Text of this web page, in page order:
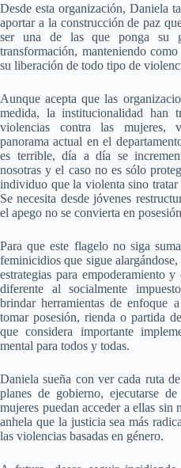
Desde esta organización, Daniela
aportar a la construcción de paz
ser una de las que ponga su
transformación, manteniendo
su liberación de todo tipo de
Aunque acepta que las
medida, la institucionalidad han
violencias contra las mujeres,
panorama actual en el
es terrible, día a día se
nosotras y el caso no es sólo
individuo que la violenta sino tratar
Se necesita desde jóvenes
el apego no se convierta en
Para que este flagelo no siga
feminicidios que sigue
estrategias para empoderamiento
diferente al socialmente
brindar herramientas de enfoque
tomar posesión, rienda o partida
que considera importante
mental para todos y todas.
Daniela sueña con ver cada ruta
planes de gobierno, ejecutarse
mujeres puedan acceder a ellas sin
anhela que la justicia sea más
las violencias basadas en género.